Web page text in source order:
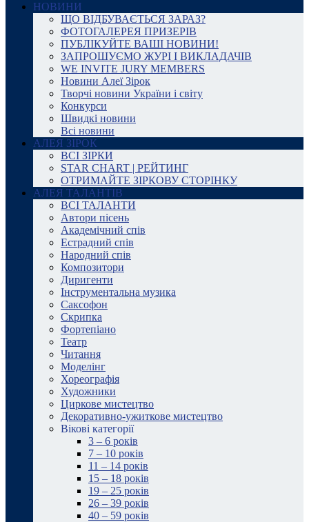
НОВИНИ
ЩО ВІДБУВАЄТЬСЯ ЗАРАЗ?
ФОТОГАЛЕРЕЯ ПРИЗЕРІВ
ПУБЛІКУЙТЕ ВАШІ НОВИНИ!
ЗАПРОШУЄМО ЖУРІ І ВИКЛАДАЧІВ
WE INVITE JURY MEMBERS
Новини Алеї Зірок
Творчі новини України і світу
Конкурси
Швидкі новини
Всі новини
АЛЕЯ ЗІРОК
ВСІ ЗІРКИ
STAR CHART | РЕЙТИНГ
ОТРИМАЙТЕ ЗІРКОВУ СТОРІНКУ
АЛЕЯ ТАЛАНТІВ
ВСІ ТАЛАНТИ
Автори пісень
Академічний спів
Естрадний спів
Народний спів
Композитори
Диригенти
Інструментальна музика
Саксофон
Скрипка
Фортепіано
Театр
Читання
Моделінг
Хореографія
Художники
Циркове мистецтво
Декоративно-ужиткове мистецтво
Вікові категорії
3 – 6 років
7 – 10 років
11 – 14 років
15 – 18 років
19 – 25 років
26 – 39 років
40 – 59 років